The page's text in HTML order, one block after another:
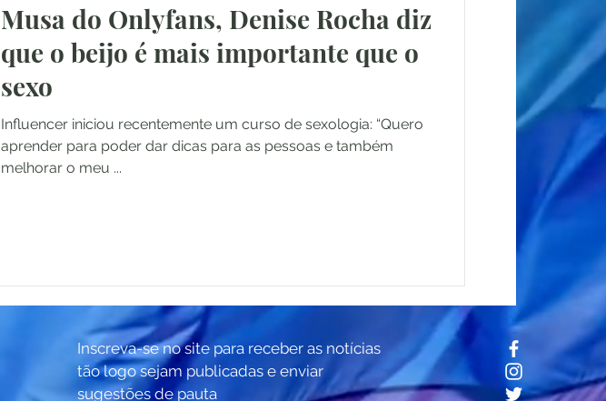
Musa do Onlyfans, Denise Rocha diz
que o beijo é mais importante que o
sexo
Influencer iniciou recentemente um curso de sexologia: “Quero
aprender para poder dar dicas para as pessoas e também
melhorar o meu ...
Inscreva-se no site para receber as notícias
tão logo sejam publicadas e enviar
sugestões de pauta